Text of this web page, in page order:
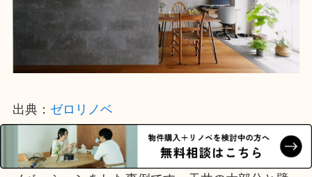
出典： ゼロリノベ
最後にご紹介する実例は、部分的に躯体現しのリ